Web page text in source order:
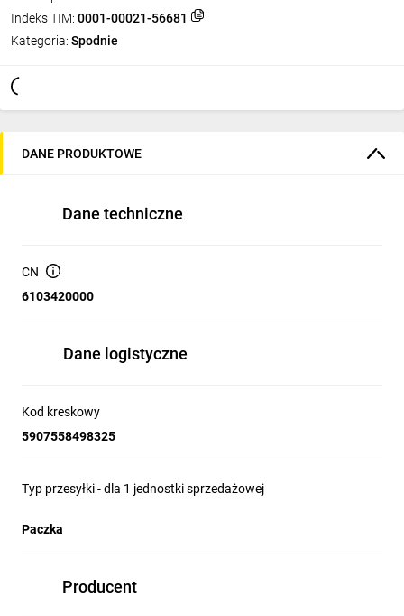
Indeks TIM: 0001-00021-56681
Kategoria: Spodnie
DANE PRODUKTOWE
Dane techniczne
CN
6103420000
Dane logistyczne
Kod kreskowy
5907558498325
Typ przesyłki - dla 1 jednostki sprzedażowej
Paczka
Producent